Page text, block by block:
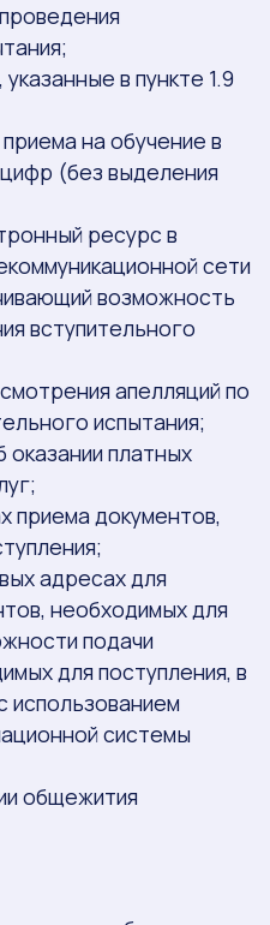
в пункте 1.9
на обучение в
(без выделения
ресурс в
сети
возможность
вступительного
апелляций по
испытания;
платных
приема документов,
адресах для
необходимых для
подачи
для поступления, в
использованием
системы
общежития